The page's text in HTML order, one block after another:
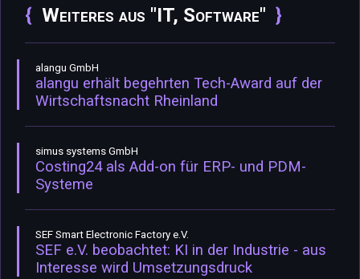
Weiteres aus "IT, Software"
alangu GmbH
alangu erhält begehrten Tech-Award auf der
Wirtschaftsnacht Rheinland
simus systems GmbH
Costing24 als Add-on für ERP- und PDM-
Systeme
SEF Smart Electronic Factory e.V.
SEF e.V. beobachtet: KI in der Industrie - aus
Interesse wird Umsetzungsdruck